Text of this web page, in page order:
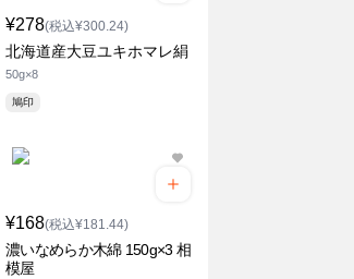
¥278(税込¥300.24)
北海道産大豆ユキホマレ絹
50g×8
鳩印
¥168(税込¥181.44)
濃いなめらか木綿 150g×3 相
模屋